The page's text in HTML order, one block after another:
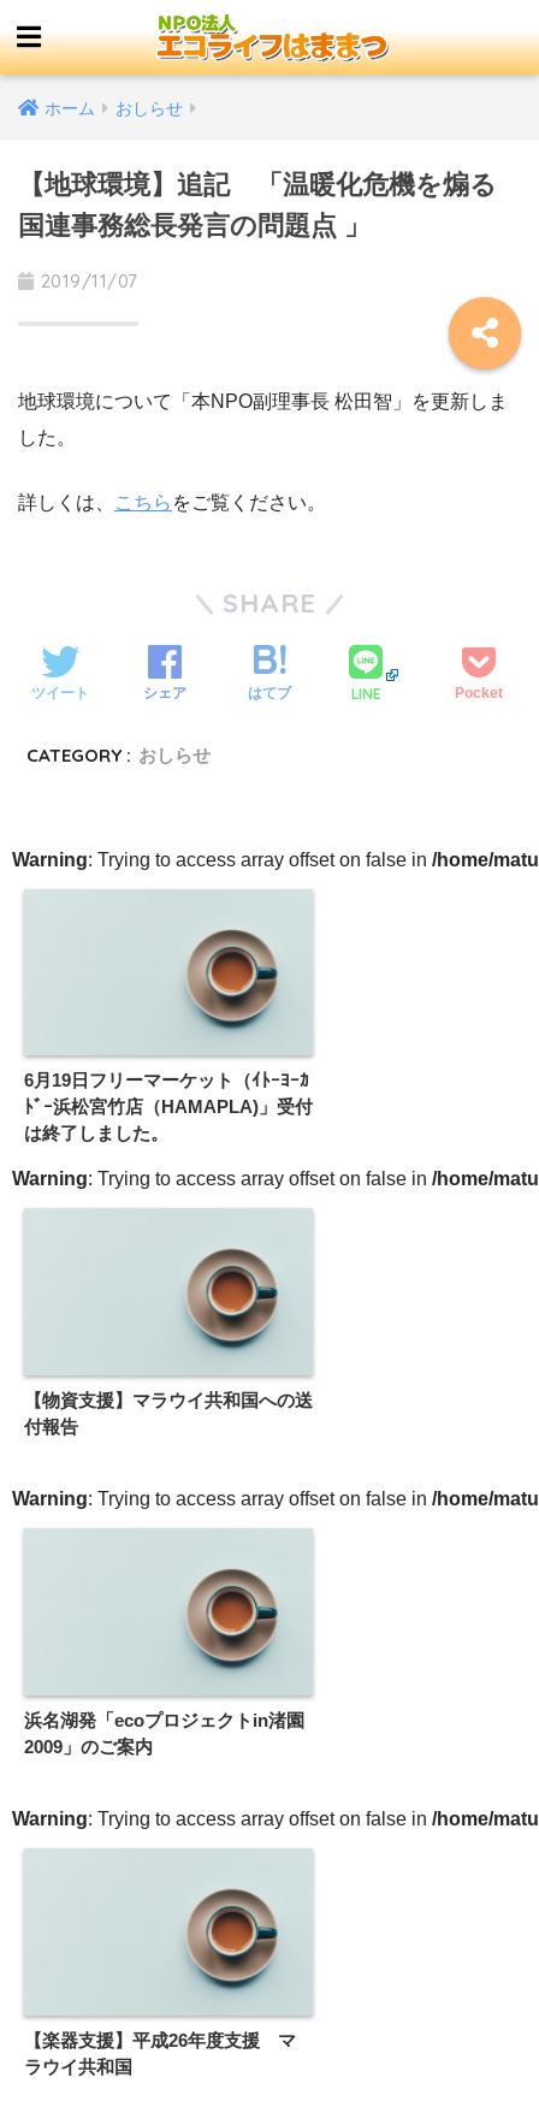
ホーム おしらせ
【地球環境】追記 「温暖化危機を煽る
国連事務総長発言の問題点 」
2019/11/07
地球環境について「本NPO副理事長 松田智」を更新しま
した。
詳しくは、 こちら をご覧ください。
SHARE
ツイート シェア はてブ LINE Pocket
CATEGORY : おしらせ
Warning: Trying to access array offset on false in /home/
6月19日フリーマーケット（ｲﾄｰﾖｰｶ
ﾄﾞｰ浜松宮竹店（HAMAPLA)」受付
は終了しました。
Warning: Trying to access array offset on false in /home/
【物資支援】マラウイ共和国への送
付報告
Warning: Trying to access array offset on false in /home/
浜名湖発「ecoプロジェクトin渚園
2009」のご案内
Warning: Trying to access array offset on false in /home/
【楽器支援】平成26年度支援 マ
ラウイ共和国